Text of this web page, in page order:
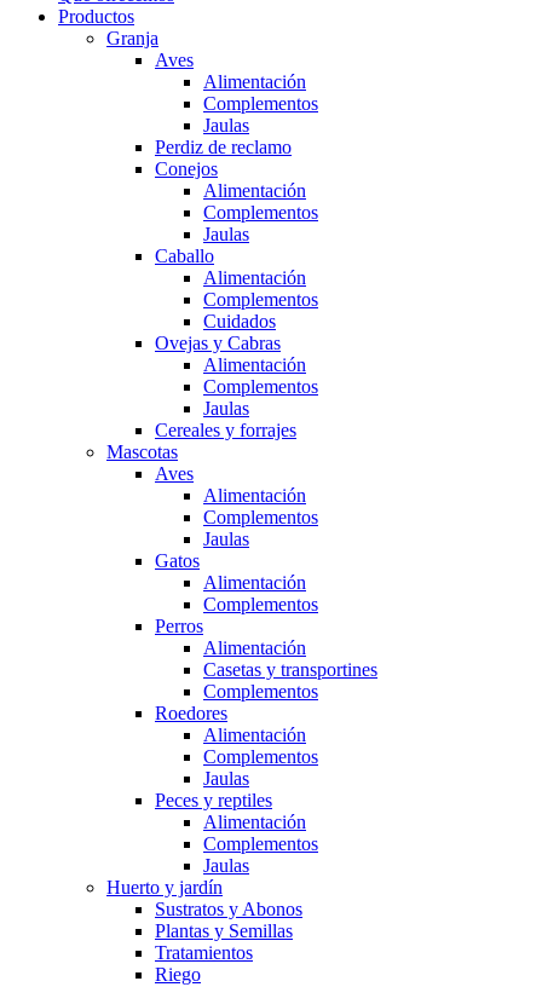
Productos
Granja
Aves
Alimentación
Complementos
Jaulas
Perdiz de reclamo
Conejos
Alimentación
Complementos
Jaulas
Caballo
Alimentación
Complementos
Cuidados
Ovejas y Cabras
Alimentación
Complementos
Jaulas
Cereales y forrajes
Mascotas
Aves
Alimentación
Complementos
Jaulas
Gatos
Alimentación
Complementos
Perros
Alimentación
Casetas y transportines
Complementos
Roedores
Alimentación
Complementos
Jaulas
Peces y reptiles
Alimentación
Complementos
Jaulas
Huerto y jardín
Sustratos y Abonos
Plantas y Semillas
Tratamientos
Riego